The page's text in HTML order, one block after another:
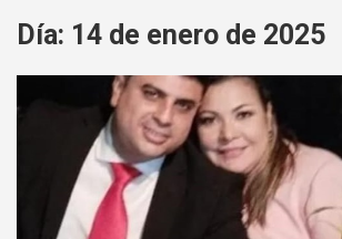
Día: 14 de enero de 2025